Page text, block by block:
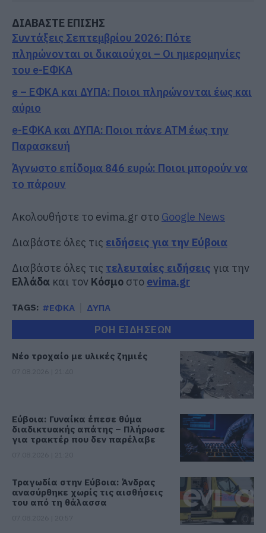
ΔΙΑΒΑΣΤΕ ΕΠΙΣΗΣ
Συντάξεις Σεπτεμβρίου 2026: Πότε
πληρώνονται οι δικαιούχοι – Οι ημερομηνίες
του e-ΕΦΚΑ
e – ΕΦΚΑ και ΔΥΠΑ: Ποιοι πληρώνονται έως και
αύριο
e-ΕΦΚΑ και ΔΥΠΑ: Ποιοι πάνε ΑΤΜ έως την
Παρασκευή
Άγνωστο επίδομα 846 ευρώ: Ποιοι μπορούν να
το πάρουν
Ακολουθήστε το evima.gr στο Google News
Διαβάστε όλες τις ειδήσεις για την Εύβοια
Διαβάστε όλες τις τελευταίες ειδήσεις για την
Ελλάδα και τον Κόσμο στο evima.gr
TAGS: #ΕΦΚΑ ΔΥΠΑ
ΡΟΗ ΕΙΔΗΣΕΩΝ
Νέο τροχαίο με υλικές ζημιές
Εύβοια: Γυναίκα έπεσε θύμα
διαδικτυακής απάτης – Πλήρωσε
για τρακτέρ που δεν παρέλαβε
Τραγωδία στην Εύβοια: Άνδρας
ανασύρθηκε χωρίς τις αισθήσεις
του από τη θάλασσα